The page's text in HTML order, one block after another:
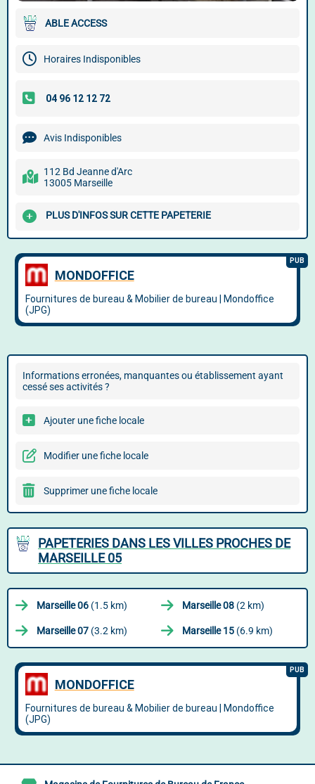
ABLE ACCESS
Horaires Indisponibles
Avis Indisponibles
112 Bd Jeanne d'Arc
13005 Marseille
PLUS D'INFOS SUR CETTE PAPETERIE
Informations erronées, manquantes ou établissement ayant
cessé ses activités ?
Ajouter une fiche locale
Modifier une fiche locale
Supprimer une fiche locale
PAPETERIES DANS LES VILLES PROCHES DE
MARSEILLE 05
Marseille 06 (1.5 km) Marseille 08 (2 km)
Marseille 07 (3.2 km) Marseille 15 (6.9 km)